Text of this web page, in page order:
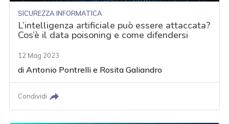
SICUREZZA INFORMATICA
L’intelligenza artificiale può essere attaccata?
Cos’è il data poisoning e come difendersi
12 Mag 2023
diAntonio Pontrelli e Rosita Galiandro
Condividi